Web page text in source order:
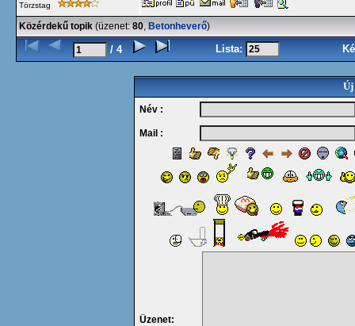
Törzstag
Közérdekű topik (üzenet: 80, Betonheverő)
/ 4 Lista:
Új
Név :
Mail :
Üzenet: